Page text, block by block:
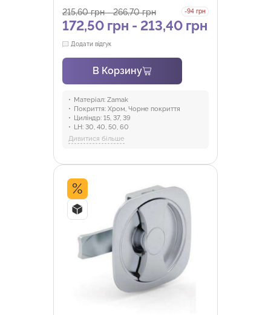
172,50 грн - 213,40 грн
215,60грн-266,70грн -94 грн
Додати відгук
В Корзину
Матеріал: Zamak
Покриття: Хром, Чорне покриття
Циліндр: 15, 37, 39
LH: 30, 40, 50, 60
DT:20, 30, 40, 50
Галузі:Електроенергетика ,
обладнання
Дивитися більше
%